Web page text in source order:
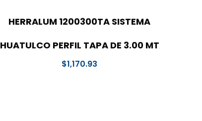
HERRALUM 1200300TA SISTEMA
HUATULCO PERFIL TAPA DE 3.00 MT
$1,170.93